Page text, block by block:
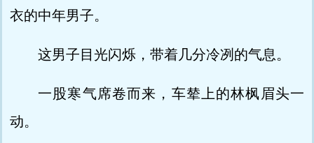
衣的中年男子。
这男子目光闪烁，带着几分冷冽的气息。
一股寒气席卷而来，车辇上的林枫眉头一
动。